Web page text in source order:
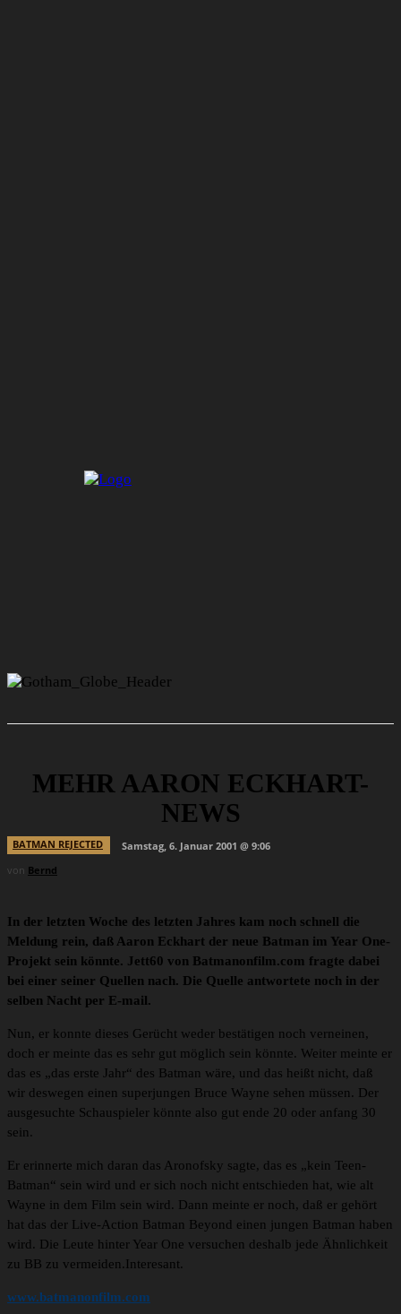
MEHR AARON ECKHART-
NEWS
BATMAN REJECTED
Samstag, 6. Januar 2001 @ 9:06
von Bernd
In der letzten Woche des letzten Jahres kam noch schnell die
Meldung rein, daß Aaron Eckhart der neue Batman im Year One-
Projekt sein könnte. Jett60 von Batmanonfilm.com fragte dabei
bei einer seiner Quellen nach. Die Quelle antwortete noch in der
selben Nacht per E-mail.
Nun, er konnte dieses Gerücht weder bestätigen noch verneinen,
doch er meinte das es sehr gut möglich sein könnte. Weiter meinte er
das es „das erste Jahr“ des Batman wäre, und das heißt nicht, daß
wir deswegen einen superjungen Bruce Wayne sehen müssen. Der
ausgesuchte Schauspieler könnte also gut ende 20 oder anfang 30
sein.
Er erinnerte mich daran das Aronofsky sagte, das es „kein Teen-
Batman“ sein wird und er sich noch nicht entschieden hat, wie alt
Wayne in dem Film sein wird. Dann meinte er noch, daß er gehört
hat das der Live-Action Batman Beyond einen jungen Batman haben
wird. Die Leute hinter Year One versuchen deshalb jede Ähnlichkeit
zu BB zu vermeiden.Interesant.
www.batmanonfilm.com